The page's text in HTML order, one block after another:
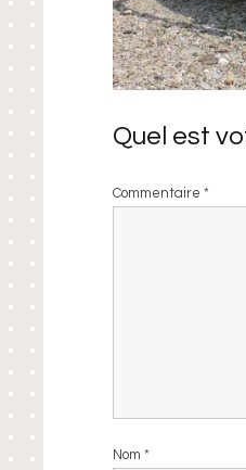
Quel est
Commentaire*
Nom*